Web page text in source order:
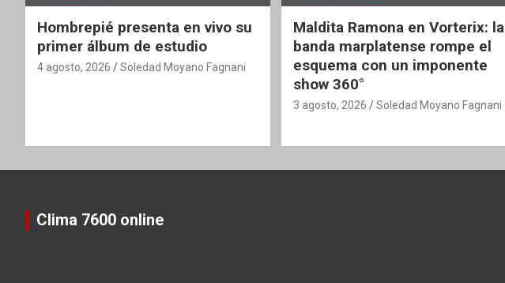
Hombrepié presenta en vivo su
primer álbum de estudio
4 agosto, 2026 Soledad Moyano Fagnani
Maldita Ramona en Vorterix: la
banda marplatense rompe el
esquema con un imponente
show 360°
3 agosto, 2026 Soledad Moyano Fagnani
Clima 7600 online